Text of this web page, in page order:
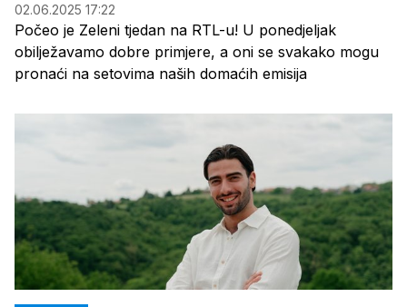
02.06.2025 17:22
Počeo je Zeleni tjedan na RTL-u! U ponedjeljak
obilježavamo dobre primjere, a oni se svakako mogu
pronaći na setovima naših domaćih emisija